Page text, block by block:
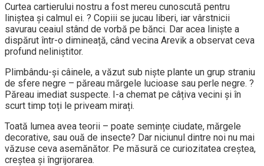
Curtea cartierului nostru a fost mereu cunoscută pentru
liniștea și calmul ei. ?️ Copiii se jucau liberi, iar vârstnicii
savurau ceaiul stând de vorbă pe bănci. Dar acea liniște a
dispărut într-o dimineață, când vecina Arevik a observat ceva
profund neliniștitor.
Plimbându-și câinele, a văzut sub niște plante un grup straniu
de sfere negre – păreau mărgele lucioase sau perle negre. ?
Păreau imediat suspecte. I-a chemat pe câțiva vecini și în
scurt timp toți le priveam mirați.
Toată lumea avea teorii – poate semințe ciudate, mărgele
decorative, sau ouă de insecte? Dar niciunul dintre noi nu mai
văzuse ceva asemănător. Pe măsură ce curiozitatea creștea,
creștea și îngrijorarea.